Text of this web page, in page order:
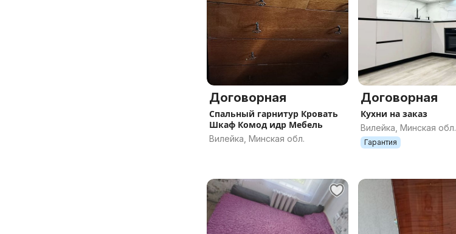
Договорная
Спальный гарнитур Кровать
Шкаф Комод идр Мебель
Вилейка, Минская обл.
Договорная
Кухни на заказ
Вилейка, Минская обл.
Гарантия